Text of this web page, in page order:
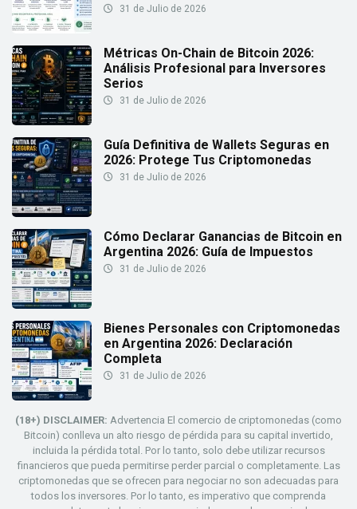
31 de Julio de 2026
Métricas On-Chain de Bitcoin 2026:
Análisis Profesional para Inversores
Serios
31 de Julio de 2026
Guía Definitiva de Wallets Seguras en
2026: Protege Tus Criptomonedas
31 de Julio de 2026
Cómo Declarar Ganancias de Bitcoin en
Argentina 2026: Guía de Impuestos
31 de Julio de 2026
Bienes Personales con Criptomonedas
en Argentina 2026: Declaración
Completa
31 de Julio de 2026
(18+) DISCLAIMER: Advertencia El comercio de criptomonedas (como
Bitcoin) conlleva un alto riesgo de pérdida para su capital invertido,
incluida la pérdida total. Por lo tanto, solo debe utilizar recursos
financieros que pueda permitirse perder parcial o completamente. Las
criptomonedas que se ofrecen para negociar no son adecuadas para
todos los inversores. Por lo tanto, es imperativo que comprenda